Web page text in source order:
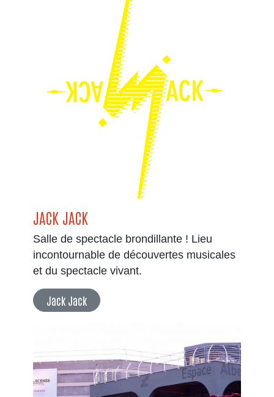
JACK JACK
Salle de spectacle brondillante ! Lieu
incontournable de découvertes musicales
et du spectacle vivant.
Jack Jack